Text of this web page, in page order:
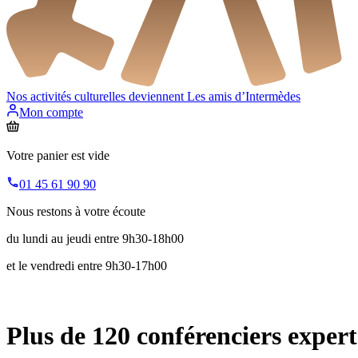
Nos activités culturelles deviennent Les amis d’Intermèdes
Mon compte
Votre panier est vide
01 45 61 90 90
Nous restons à votre écoute
du lundi au jeudi entre 9h30-18h00
et le vendredi entre 9h30-17h00
Plus de 120 conférenciers